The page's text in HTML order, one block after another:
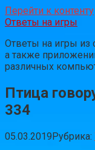
Перейти к контенту
Ответы на игры
Ответы на игры из
а также
различных
Птица
334
05.03.2019Рубрика: